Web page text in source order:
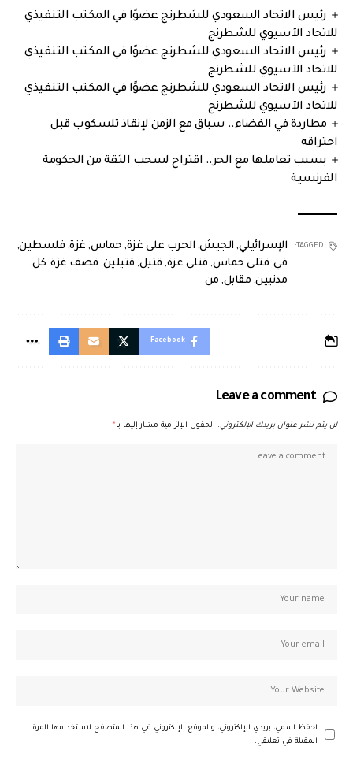
رئيس الاتحاد السعودي للشطرنج عضوًا في المكتب التنفيذي
للاتحاد الآسيوي للشطرنج
رئيس الاتحاد السعودي للشطرنج عضوًا في المكتب التنفيذي
للاتحاد الآسيوي للشطرنج
رئيس الاتحاد السعودي للشطرنج عضوًا في المكتب التنفيذي
للاتحاد الآسيوي للشطرنج
مطاردة في الفضاء.. سباق مع الزمن لإنقاذ تلسكوب قبل
احتراقه
بسبب تعاملها مع الحر.. اقتراح لسحب الثقة من الحكومة
الفرنسية
TAGGED: الإسرائيلي, الجيش, الحرب على غزة, حماس, غزة, فلسطين,
في, قتلى حماس, قتلى غزة, قتيل, قتيلين, قصف غزة, كل,
مدنيين, مقابل, من
Facebook
Leave a comment
لن يتم نشر عنوان بريدك الإلكتروني. الحقول الإلزامية مشار إليها بـ *
احفظ اسمي، بريدي الإلكتروني، والموقع الإلكتروني في هذا المتصفح لاستخدامها المرة
المقبلة في تعليقي.